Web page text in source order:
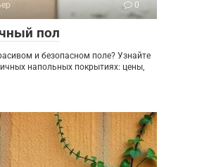
0
пол
и безопасном поле? Узнайте
напольных покрытиях: цены,